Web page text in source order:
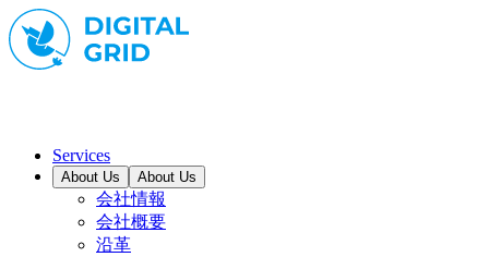
Services
About Us About Us
会社情報
会社概要
沿革